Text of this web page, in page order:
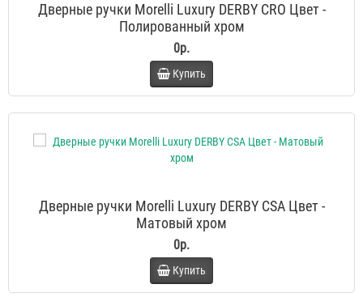
Дверные ручки Morelli Luxury DERBY CRO Цвет -
Полированный хром
0р.
Купить
Дверные ручки Morelli Luxury DERBY CSA Цвет -
Матовый хром
0р.
Купить